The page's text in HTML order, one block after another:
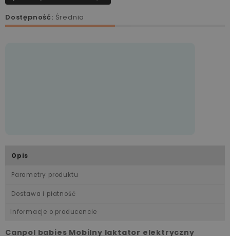
Dostępność: Średnia
Opis
Parametry produktu
Dostawa i płatność
Informacje o producencie
Canpol babies Mobilny laktator elektryczny